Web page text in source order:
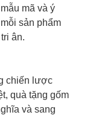
mã và ý
sản phẩm
ân.
chiến lược
quà tặng gốm
và sang